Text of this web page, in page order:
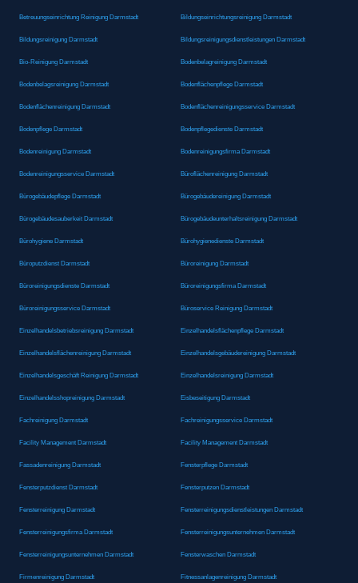
Betreuungseinrichtung Reinigung Darmstadt Bildungseinrichtungsreinigung Darmstadt
Bildungsreinigung Darmstadt Bildungsreinigungsdienstleistungen Darmstadt
Bio-Reinigung Darmstadt Bodenbelagreinigung Darmstadt
Bodenbelagsreinigung Darmstadt Bodenflächenpflege Darmstadt
Bodenflächenreinigung Darmstadt Bodenflächenreinigungsservice Darmstadt
Bodenpflege Darmstadt Bodenpflegedienste Darmstadt
Bodenreinigung Darmstadt Bodenreinigungsfirma Darmstadt
Bodenreinigungsservice Darmstadt Büroflächenreinigung Darmstadt
Bürogebäudepflege Darmstadt Bürogebäudereinigung Darmstadt
Bürogebäudesauberkeit Darmstadt Bürogebäudeunterhaltsreinigung Darmstadt
Bürohygiene Darmstadt Bürohygienedienste Darmstadt
Büroputzdienst Darmstadt Büroreinigung Darmstadt
Büroreinigungsdienste Darmstadt Büroreinigungsfirma Darmstadt
Büroreinigungsservice Darmstadt Büroservice Reinigung Darmstadt
Einzelhandelsbetriebsreinigung Darmstadt Einzelhandelsflächenpflege Darmstadt
Einzelhandelsflächenreinigung Darmstadt Einzelhandelsgebäudereinigung Darmstadt
Einzelhandelsgeschäft Reinigung Darmstadt Einzelhandelsreinigung Darmstadt
Einzelhandelsshopreinigung Darmstadt Eisbeseitigung Darmstadt
Fachreinigung Darmstadt Fachreinigungsservice Darmstadt
Facility Management Darmstadt Facility Management Darmstadt
Fassadenreinigung Darmstadt Fensterpflege Darmstadt
Fensterputzdienst Darmstadt Fensterputzen Darmstadt
Fensterreinigung Darmstadt Fensterreinigungsdienstleistungen Darmstadt
Fensterreinigungsfirma Darmstadt Fensterreinigungsunternehmen Darmstadt
Fensterreinigungsunternehmen Darmstadt Fensterwaschen Darmstadt
Firmenreinigung Darmstadt Fitnessanlagenreinigung Darmstadt